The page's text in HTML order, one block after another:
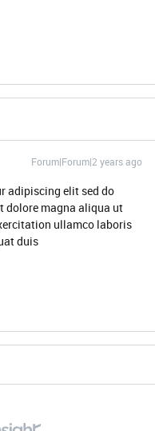
Forum|Forum|2 years ago
adipiscing elit sed do
dolore magna aliqua ut
ullamco laboris
duis